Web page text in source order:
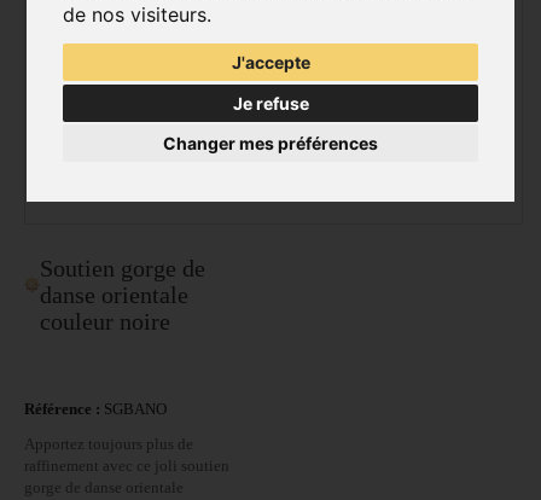
de nos visiteurs.
J'accepte
Je refuse
Changer mes préférences
Soutien gorge de
danse orientale
couleur noire
Référence : SGBANO
Apportez toujours plus de
raffinement avec ce joli soutien
gorge de danse orientale